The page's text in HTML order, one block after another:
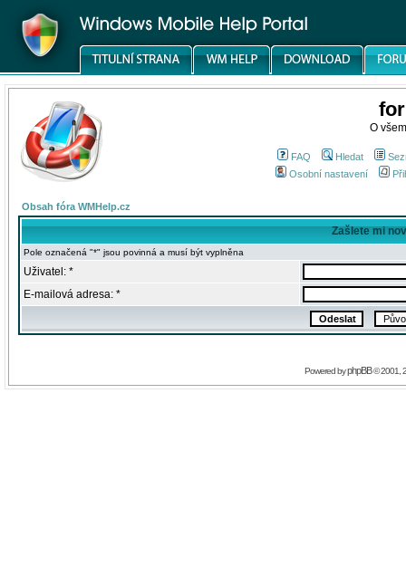
O
FAQ Hledat
Osobní nastavení
Obsah fóra WMHelp.cz
Zašlete mi
Pole označená "*" jsou povinná a musí být vyplněna
Uživatel: *
E-mailová adresa: *
Powered byphpBB© 2001,